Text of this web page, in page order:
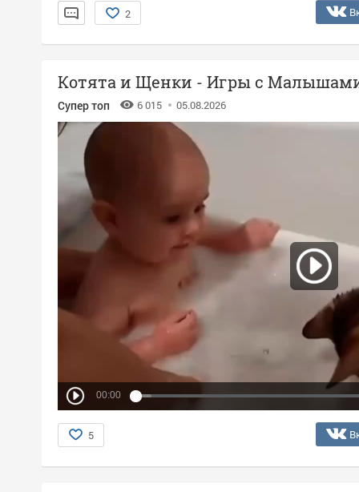
2
Котята и Щенки - Игры с
Супер топ 6 015 05.08.2026
00:00
5